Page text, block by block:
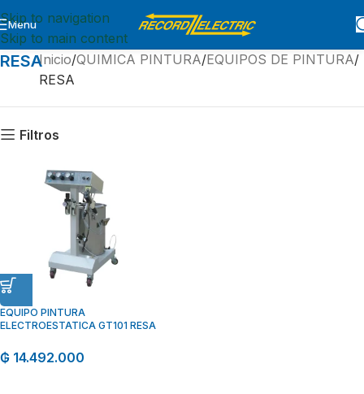
Skip to navigation
Skip to main content
Menu
RESAInicio QUIMICA PINTURA EQUIPOS DE PINTURA
RESA
Filtros
EQUIPO PINTURA
ELECTROESTATICA GT101 RESA
₲ 14.492.000